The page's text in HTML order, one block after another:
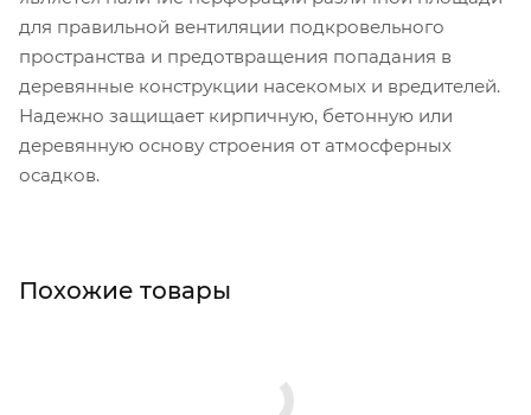
для правильной вентиляции подкровельного
пространства и предотвращения попадания в
деревянные конструкции насекомых и вредителей.
Надежно защищает кирпичную, бетонную или
деревянную основу строения от атмосферных
осадков.
Похожие товары